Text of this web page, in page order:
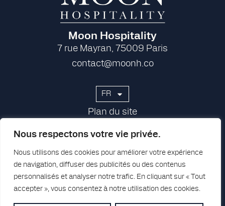
Nous respectons votre vie privée.
Nous utilisons des cookies pour améliorer votre expérience
de navigation, diffuser des publicités ou des contenus
personnalisés et analyser notre trafic. En cliquant sur « Tout
accepter », vous consentez à notre utilisation des cookies.
Moon Hospitality
7 rue Mayran, 75009 Paris
contact@moonh.co
FR
Plan du site
Groupe
Carrières